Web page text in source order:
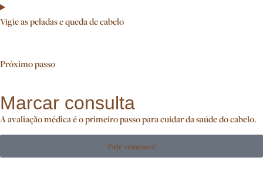
Vigie as peladas e queda de cabelo
Próximo passo
Marcar consulta
A avaliação médica é o primeiro passo para cuidar da saúde do cabelo.
Fale conosco!